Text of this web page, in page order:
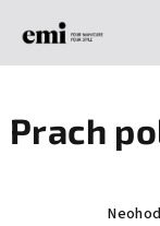
Prach